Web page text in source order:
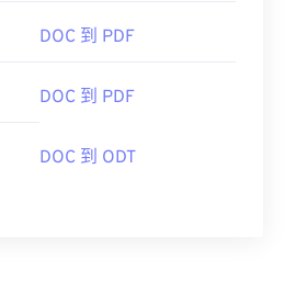
DOC 到 PDF
DOC 到 PDF
DOC 到 ODT